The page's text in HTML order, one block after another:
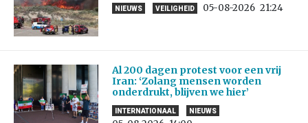
NIEUWS VEILIGHEID 05-08-2026 21:24
Al 200 dagen protest voor een vrij
Iran: ‘Zolang mensen worden
onderdrukt, blijven we hier’
INTERNATIONAAL NIEUWS